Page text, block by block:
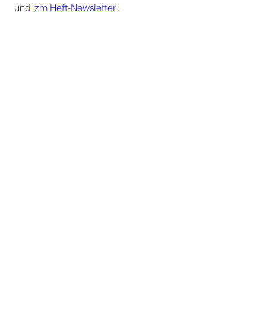
und zm Heft-Newsletter .